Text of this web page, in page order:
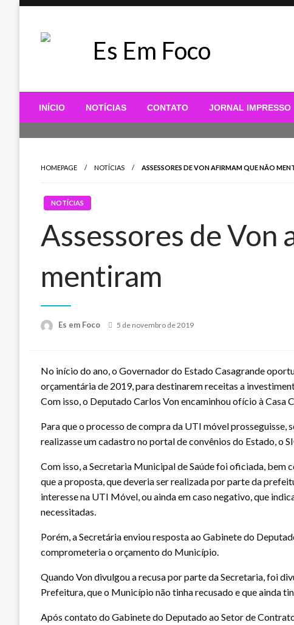
Es Em Foco
INÍCIO NOTÍCIAS CONTATO JORNAL IMPRESSO
HOMEPAGE NOTÍCIAS ASSESSORES DE VON AFIRMAM QUE NÃO
NOTÍCIAS
Assessores de Von
mentiram
Es em Foco
Posted
5 de novembro de 2019
No início do ano, o Governador do Estado Casagrande
orçamentária de 2019, para destinarem receitas a
Com isso, o Deputado Carlos Von encaminhou ofício à
Para que o processo de compra da UTI móvel prosseguisse,
realizasse um cadastro no portal de convênios do Estado, o
Com isso, a Secretaria Municipal de Saúde foi oficiada,
que a proposta, que deveria ser realizada por parte da
interesse na UTI Móvel, ou ainda em caso negativo, que
necessitadas.
Porém, a Secretária enviou resposta ao Gabinete do
comprometeria o orçamento do Município.
Quando Von divulgou a recusa por parte da Secretaria, foi
Prefeitura, que o Município não tinha recusado e que ainda
Após contato do Gabinete do Deputado ao Setor de